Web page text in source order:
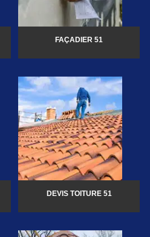
FAÇADIER 51
DEVIS TOITURE 51